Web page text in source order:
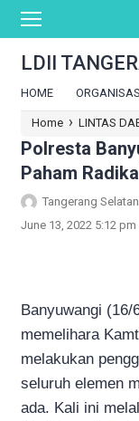
LDII
HOME
Home › LINTAS
Polresta
Paham
Tangerang Selatan
June 13, 2022 5:12 pm
Banyuwangi (16/
memelihara
melakukan
seluruh elemen
ada. Kali ini